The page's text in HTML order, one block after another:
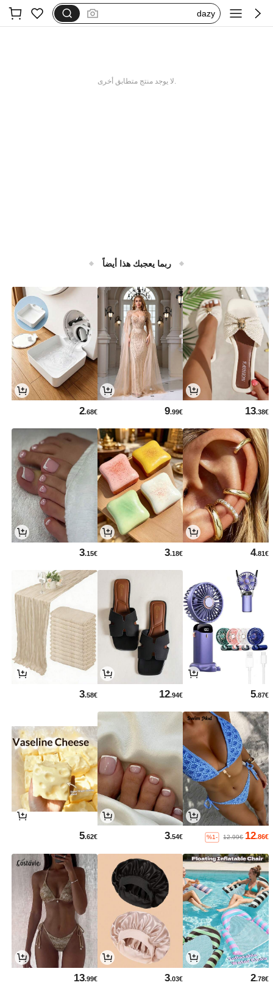
dazy
.لا يوجد منتج متطابق أخرى
ربما يعجبك هذا أيضاً
13.38€
9.99€
2.68€
4.81€
3.18€
3.15€
5.87€
12.94€
3.58€
12.86€
12.99€
%1-
3.54€
5.62€
2.78€
3.03€
13.99€